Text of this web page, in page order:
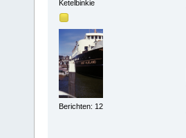
Ketelbinkie
Berichten: 12